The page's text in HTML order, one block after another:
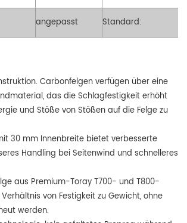
angepasst Standard:
Carbonfelgen verfügen über eine
das die Schlagfestigkeit erhöht
und Stöße von Stößen auf die Felge zu
30 mm Innenbreite bietet verbesserte
Handling bei Seitenwind und schnelleres
aus Premium-Toray T700- und T800-
von Festigkeit zu Gewicht, ohne
werden.